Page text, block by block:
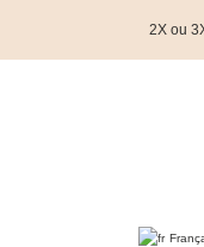
2X ou